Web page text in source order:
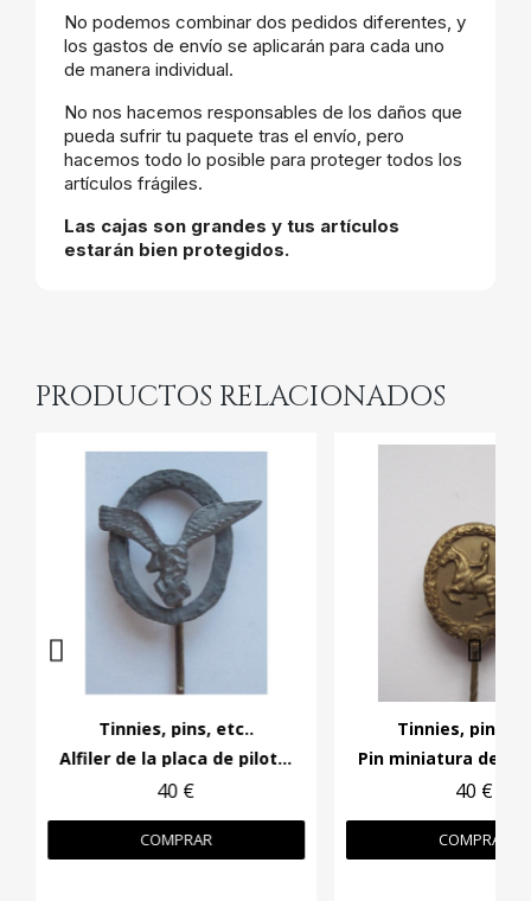
No podemos combinar dos pedidos diferentes, y
los gastos de envío se aplicarán para cada uno
de manera individual.
No nos hacemos responsables de los daños que
pueda sufrir tu paquete tras el envío, pero
hacemos todo lo posible para proteger todos los
artículos frágiles.
Las cajas son grandes y tus artículos
estarán bien protegidos.
PRODUCTOS RELACIONADOS
Tinnies, pins, etc..
Alfiler de la placa de piloto.
40 €
COMPRAR
Tinnies, pins,
40 €
COMPRAR